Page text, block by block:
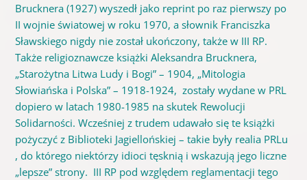
Brucknera (1927) wyszedł jako reprint po raz pierwszy po
II wojnie światowej w roku 1970, a słownik Franciszka
Sławskiego nigdy nie został ukończony, także w III RP.
Także religioznawcze książki Aleksandra Brucknera,
„Starożytna Litwa Ludy i Bogi” – 1904, „Mitologia
Słowiańska i Polska” – 1918-1924, zostały wydane w PRL
dopiero w latach 1980-1985 na skutek Rewolucji
Solidarności. Wcześniej z trudem udawało się te książki
pożyczyć z Biblioteki Jagiellońskiej – takie były realia PRLu
, do którego niektórzy idioci tęsknią i wskazują jego liczne
„lepsze” strony. III RP pod względem reglamentacji tego